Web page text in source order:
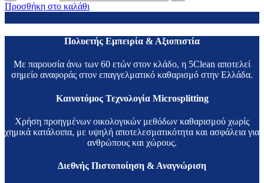
Προσθήκη στο καλάθι
Πολυετής Εμπειρία & Αξιοπιστία
Με παρουσία άνω των 60 ετών στον κλάδο, η 5Clean αποτελεί
σημείο αναφοράς στον επαγγελματικό καθαρισμό στην Ελλάδα.
Καινοτόμος Τεχνολογία Microsplitting
Χρήση προηγμένων οικολογικών μεθόδων καθαρισμού χωρίς
χημικά κατάλοιπα, με υψηλή αποτελεσματικότητα και ασφάλεια για
ανθρώπους και χώρους.
Διεθνής Πιστοποίηση & Αναγνώριση